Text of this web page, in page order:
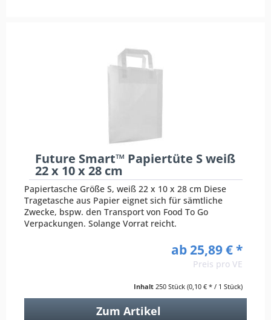
Future Smart™ Papiertüte S weiß
22 x 10 x 28 cm
Papiertasche Größe S, weiß 22 x 10 x 28 cm Diese
Tragetasche aus Papier eignet sich für sämtliche
Zwecke, bspw. den Transport von Food To Go
Verpackungen. Solange Vorrat reicht.
ab 25,89 € *
Preis pro VE
Inhalt 250 Stück (0,10 € * / 1 Stück)
Zum Artikel